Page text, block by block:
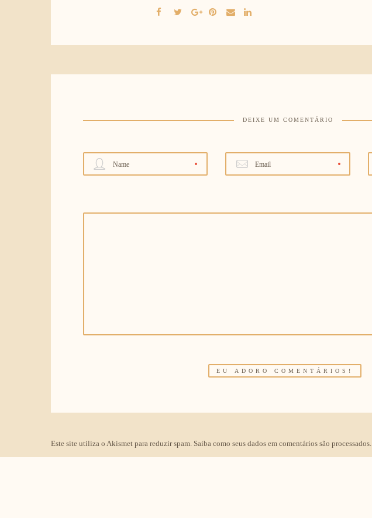
DEIXE UM COMENTÁRIO
Name Email
Este site utiliza o Akismet para reduzir spam. Saiba como seus dados em comentários são processados.